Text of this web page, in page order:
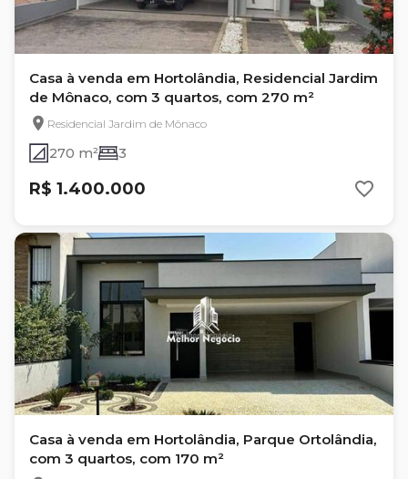
Casa à venda em Hortolândia, Residencial Jardim
de Mônaco, com 3 quartos, com 270 m²
Residencial Jardim de Mônaco
270 m² 3
R$ 1.400.000
Casa à venda em Hortolândia, Parque Ortolândia,
com 3 quartos, com 170 m²